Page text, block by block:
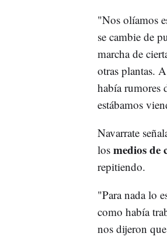
"Nos olíamos
se cambie de
marcha de
otras plantas.
había rumores
estábamos
Navarrate
los medios de
repitiendo.
"Para nada lo
como había
nos dijeron